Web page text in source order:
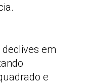
em
e